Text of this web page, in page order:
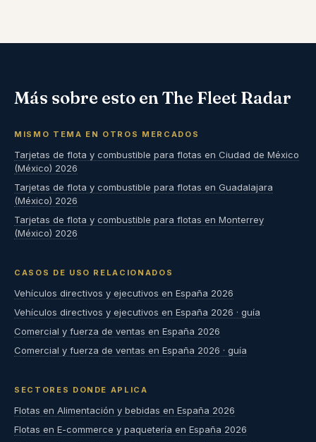
Más sobre esto en The Fleet Radar
MISMO TEMA EN OTROS MERCADOS
Tarjetas de flota y combustible para flotas en Ciudad de México
(México) 2026
Tarjetas de flota y combustible para flotas en Guadalajara
(México) 2026
Tarjetas de flota y combustible para flotas en Monterrey
(México) 2026
CASOS DE USO RELACIONADOS
Vehículos directivos y ejecutivos en España 2026
Vehículos directivos y ejecutivos en España 2026 · guía
Comercial y fuerza de ventas en España 2026
Comercial y fuerza de ventas en España 2026 · guía
SECTORES DONDE APLICA
Flotas en Alimentación y bebidas en España 2026
Flotas en E-commerce y paquetería en España 2026